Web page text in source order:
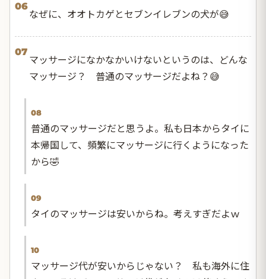
06
なぜに、オオトカゲとセブンイレブンの犬が😅
07
マッサージになかなかいけないというのは、どんな
マッサージ？ 普通のマッサージだよね？😅
08
普通のマッサージだと思うよ。私も日本からタイに
本帰国して、頻繁にマッサージに行くようになった
から🤣
09
タイのマッサージは安いからね。考えすぎだよｗ
10
マッサージ代が安いからじゃない？ 私も海外に住